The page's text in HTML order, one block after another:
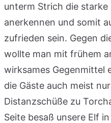
unterm Strich die starke
anerkennen und somit
zufrieden sein. Gegen
wollte man mit frühem
wirksames Gegenmittel
die Gäste auch meist
Distanzschüße zu
Seite besaß unsere Elf